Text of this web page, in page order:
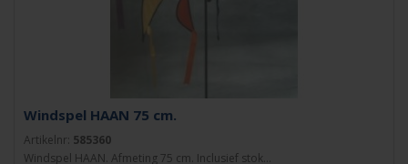
Windspel HAAN 75 cm.
Artikelnr: 585360
Windspel HAAN. Afmeting 75 cm. Inclusief stok...